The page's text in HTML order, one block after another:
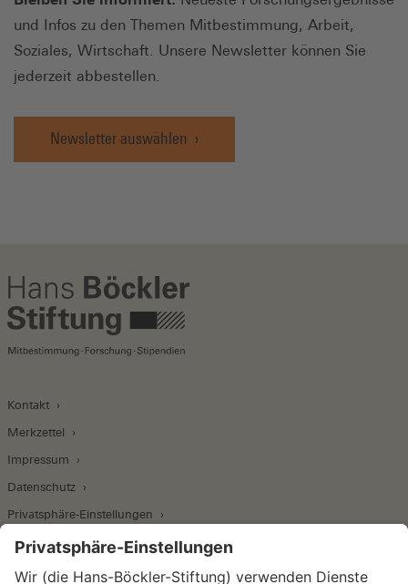
und Infos zu den Themen Mitbestimmung, Arbeit,
Soziales, Wirtschaft. Unsere Newsletter können Sie
jederzeit abbestellen.
Newsletter auswählen
Kontakt
Merkzettel
Impressum
Datenschutz
Privatsphäre-Einstellungen
Wirtschafts- und Sozialwissenschaftliches Institut